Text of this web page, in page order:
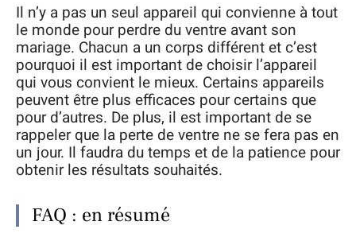
Il n’y a pas un seul appareil qui convienne à tout
le monde pour perdre du ventre avant son
mariage. Chacun a un corps différent et c’est
pourquoi il est important de choisir l’appareil
qui vous convient le mieux. Certains appareils
peuvent être plus efficaces pour certains que
pour d’autres. De plus, il est important de se
rappeler que la perte de ventre ne se fera pas en
un jour. Il faudra du temps et de la patience pour
obtenir les résultats souhaités.
FAQ : en résumé